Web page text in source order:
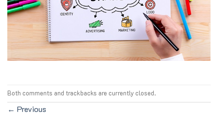
Both comments and trackbacks are currently closed.
← Previous